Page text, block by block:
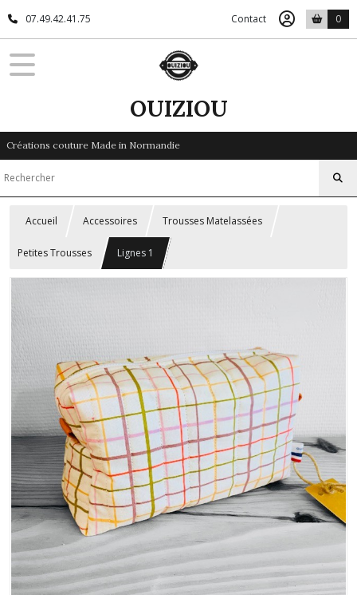
07.49.42.41.75 Contact 0
OUIZIOU
Créations couture Made in Normandie
Accueil Accessoires Trousses Matelassées
Petites Trousses Lignes 1